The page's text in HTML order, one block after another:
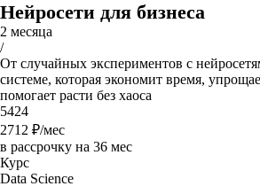
Нейросети для бизнеса
2 месяца
/
От случайных экспериментов с
системе, которая экономит время,
помогает расти без хаоса
5424
2712 ₽/мес
в рассрочку на 36 мес
Курс
Data Science